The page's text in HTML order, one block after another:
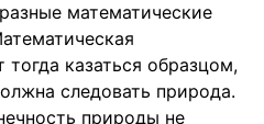
математические
тогда казаться образцом,
следовать природа.
природы не